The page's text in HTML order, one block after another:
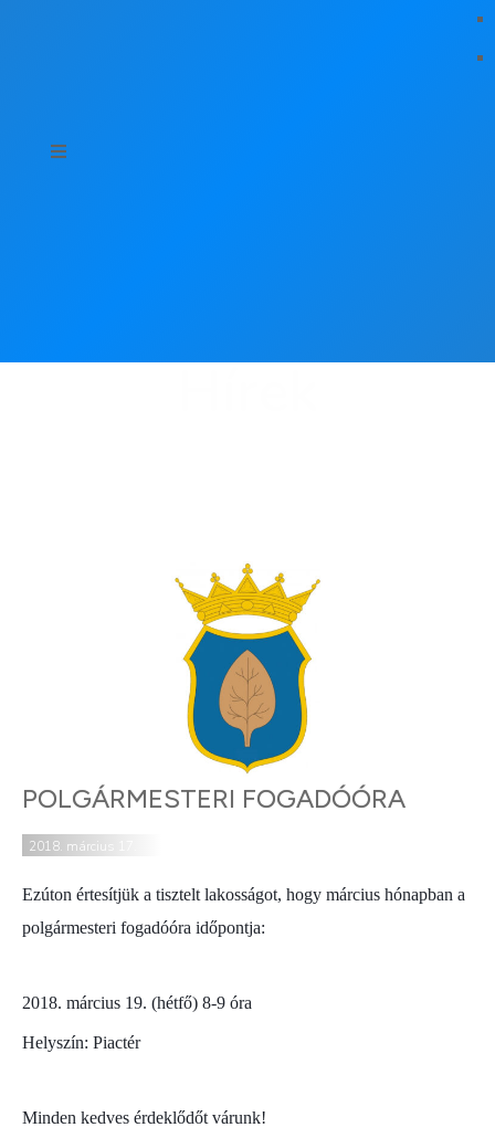
POLGÁRMESTERI FOGADÓÓRA
2018. március 17.
Ezúton értesítjük a tisztelt lakosságot, hogy március hónapban a
polgármesteri fogadóóra időpontja:
2018. március 19. (hétfő) 8-9 óra
Helyszín: Piactér
Minden kedves érdeklődőt várunk!